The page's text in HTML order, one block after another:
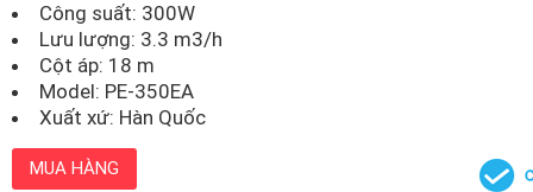
Công suất: 300W
Lưu lượng: 3.3 m3/h
Cột áp: 18 m
Model: PE-350EA
Xuất xứ: Hàn Quốc
MUA HÀNG